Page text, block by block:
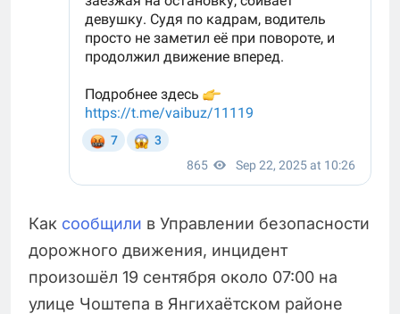
Как сообщили в Управлении безопасности
дорожного движения, инцидент
произошёл 19 сентября около 07:00 на
улице Чоштепа в Янгихаётском районе